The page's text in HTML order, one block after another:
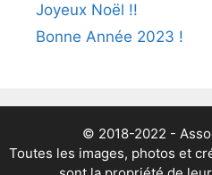
Joyeux Noël !!
Bonne Année 2023 !
© 2018-2022 -
Toutes les images, photos et